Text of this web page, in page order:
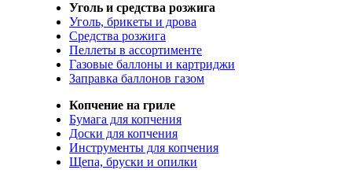
Уголь и средства розжига
Уголь, брикеты и дрова
Средства розжига
Пеллеты в ассортименте
Газовые баллоны и картриджи
Заправка баллонов газом
Копчение на гриле
Бумага для копчения
Доски для копчения
Инструменты для копчения
Щепа, бруски и опилки